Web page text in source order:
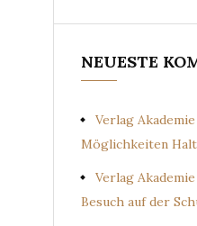
NEUESTE
Verlag
Möglichkeiten
Verlag
Besuch auf der